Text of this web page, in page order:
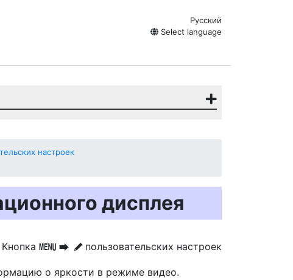
Русский
Select language
настроек
дисплея
Кнопка G U A пользовательских настроек
о яркости в режиме видео.